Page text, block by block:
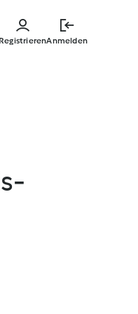
springen
RegistrierenAnmelden